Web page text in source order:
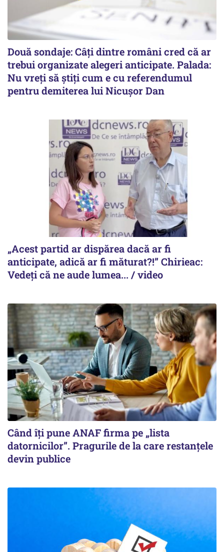
Două sondaje: Câți dintre români cred că ar
trebui organizate alegeri anticipate. Palada:
Nu vreți să știți cum e cu referendumul
pentru demiterea lui Nicușor Dan
„Acest partid ar dispărea dacă ar fi
anticipate, adică ar fi măturat?!” Chirieac:
Vedeți că ne aude lumea... / video
Când îți pune ANAF firma pe „lista
datornicilor”. Pragurile de la care restanțele
devin publice